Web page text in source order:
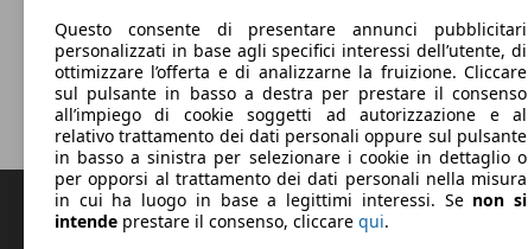
Questo consente di presentare annunci pubblicitari
personalizzati in base agli specifici interessi dell’utente, di
ottimizzare l’offerta e di analizzarne la fruizione. Cliccare
sul pulsante in basso a destra per prestare il consenso
all’impiego di cookie soggetti ad autorizzazione e al
relativo trattamento dei dati personali oppure sul pulsante
in basso a sinistra per selezionare i cookie in dettaglio o
per opporsi al trattamento dei dati personali nella misura
in cui ha luogo in base a legittimi interessi. Se non si
intende prestare il consenso, cliccare qui.